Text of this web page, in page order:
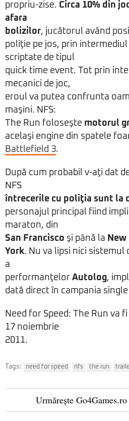
propriu-zise. Circa 10% din
afara
bolizilor, jucătorul având
poliţie pe jos, prin
scriptate de tipul
quick time event. Tot prin
mecanici de joc,
eroul va putea confrunta
maşini. NFS:
The Run foloseşte motorul
acelaşi engine din spatele
Battlefield 3.
După cum probabil v-aţi dat
NFS
întrecerile cu poliţia sunt la
personajul principal fiind
maraton, din
San Francisco şi până la New
York. Nu va lipsi nici
a
performanţelor Autolog,
dată direct în campania
Need for Speed: The Run va
17 noiembrie
2011.
Tags: need for speed nfs the run
Urmărește Go4Games.ro